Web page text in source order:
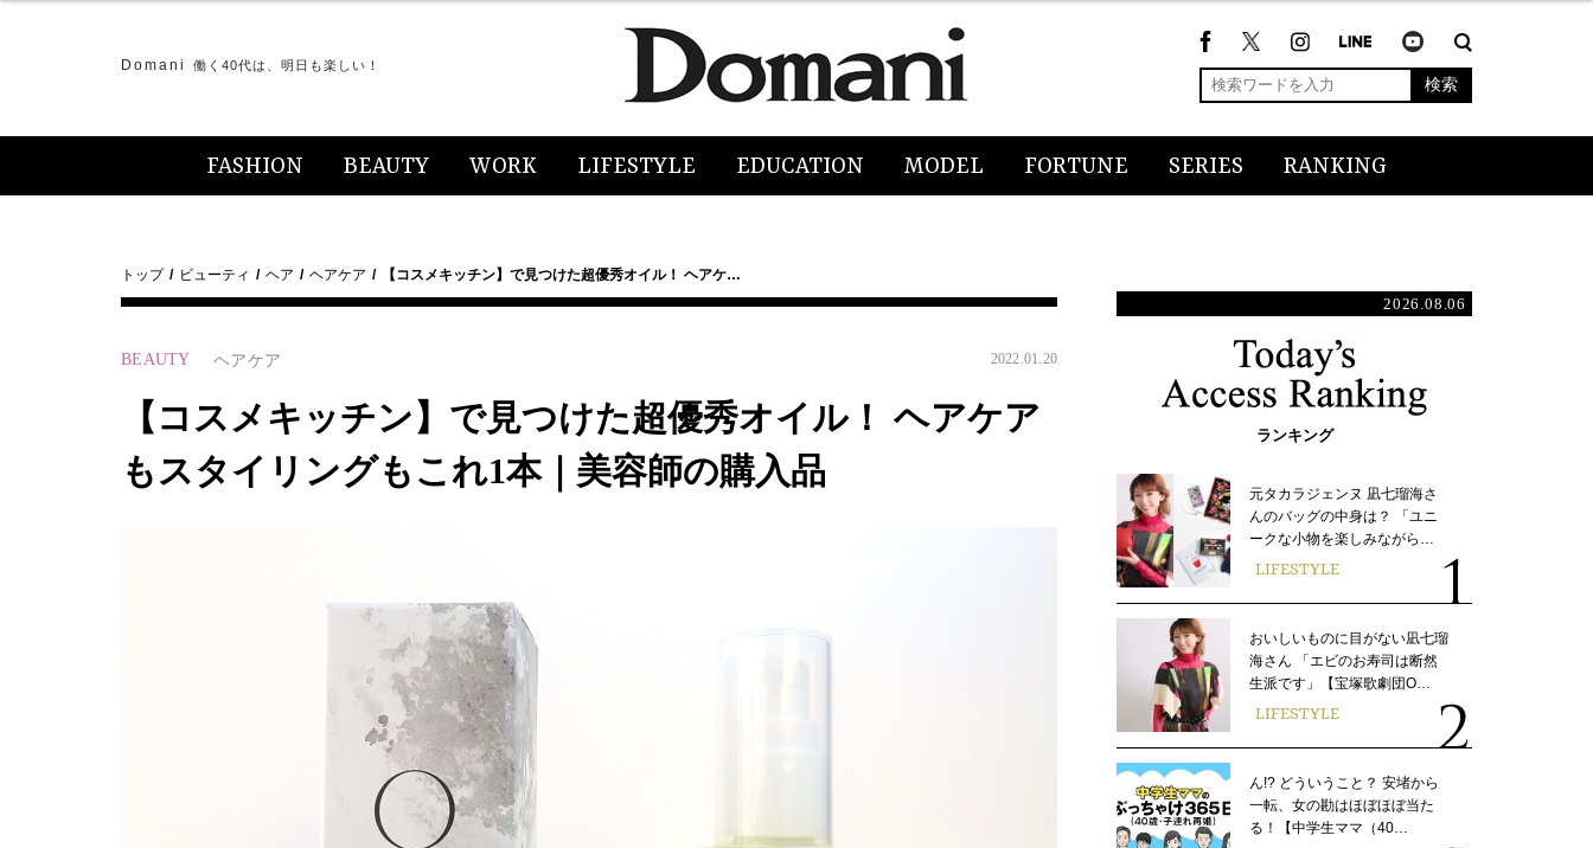
Domani 働く40代は、明日も楽しい！
検索
FASHION BEAUTY WORK LIFESTYLE EDUCATION MODEL FORTUNE SERIES RANKING
トップ ビューティ ヘア ヘアケア 【コスメキッチン】で見つけた超優秀オイル！ ヘアケ…
BEAUTY ヘアケア 2022.01.20
【コスメキッチン】で見つけた超優秀オイル！ ヘアケア
もスタイリングもこれ1本｜美容師の購入品
2026.08.06
ランキング
元タカラジェンヌ 凪七瑠海さ
んのバッグの中身は？ 「ユニ
ークな小物を楽しみながら…
LIFESTYLE
おいしいものに目がない凪七瑠
海さん 「エビのお寿司は断然
生派です」【宝塚歌劇団O…
LIFESTYLE
ん!? どういうこと？ 安堵から
一転、女の勘はほぼほぼ当た
る！【中学生ママ（40…